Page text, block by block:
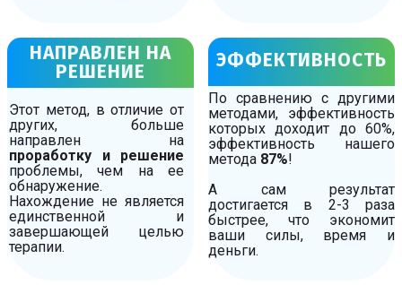
НАПРАВЛЕН НА
РЕШЕНИЕ
Этот метод, в отличие от
других, больше
направлен на
проработку и решение
проблемы, чем на ее
обнаружение.
Нахождение не является
единственной и
завершающей целью
терапии.
ЭФФЕКТИВНОСТЬ
По сравнению с другими
методами, эффективность
которых доходит до 60%,
эффективность нашего
метода 87%!
А сам результат
достигается в 2-3 раза
быстрее, что экономит
ваши силы, время и
деньги.